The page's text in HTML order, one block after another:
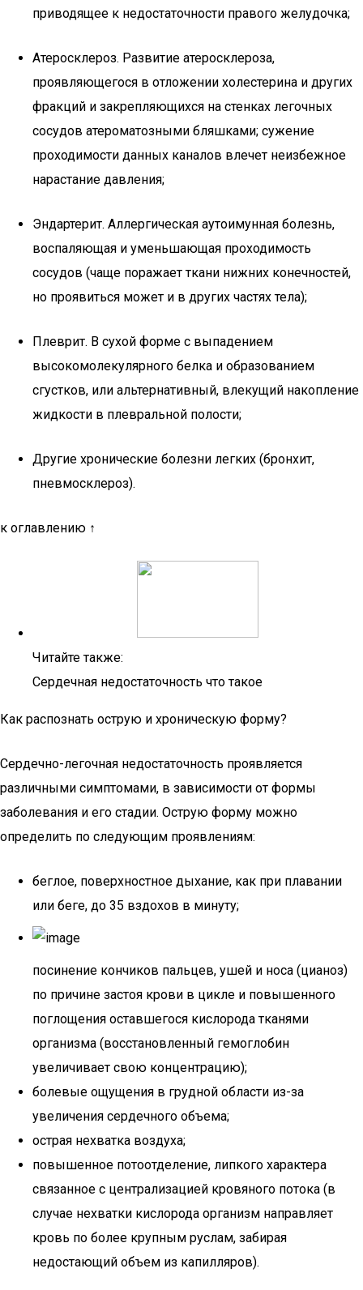
приводящее к недостаточности правого желудочка;
Атеросклероз. Развитие атеросклероза,
проявляющегося в отложении холестерина и других
фракций и закрепляющихся на стенках легочных
сосудов атероматозными бляшками; сужение
проходимости данных каналов влечет неизбежное
нарастание давления;
Эндартерит. Аллергическая аутоимунная болезнь,
воспаляющая и уменьшающая проходимость
сосудов (чаще поражает ткани нижних конечностей,
но проявиться может и в других частях тела);
Плеврит. В сухой форме с выпадением
высокомолекулярного белка и образованием
сгустков, или альтернативный, влекущий накопление
жидкости в плевральной полости;
Другие хронические болезни легких (бронхит,
пневмосклероз).
к оглавлению ↑
Читайте также:
Сердечная недостаточность что такое
Как распознать острую и хроническую форму?
Сердечно-легочная недостаточность проявляется
различными симптомами, в зависимости от формы
заболевания и его стадии. Острую форму можно
определить по следующим проявлениям:
беглое, поверхностное дыхание, как при плавании
или беге, до 35 вздохов в минуту;
посинение кончиков пальцев, ушей и носа (цианоз)
по причине застоя крови в цикле и повышенного
поглощения оставшегося кислорода тканями
организма (восстановленный гемоглобин
увеличивает свою концентрацию);
болевые ощущения в грудной области из-за
увеличения сердечного объема;
острая нехватка воздуха;
повышенное потоотделение, липкого характера
связанное с централизацией кровяного потока (в
случае нехватки кислорода организм направляет
кровь по более крупным руслам, забирая
недостающий объем из капилляров).